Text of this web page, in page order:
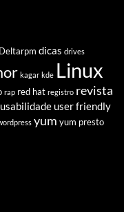
Deltarpm dicas drives
kagar kde Linux
rap red hat registro revista
usabilidade user friendly
yum yum presto